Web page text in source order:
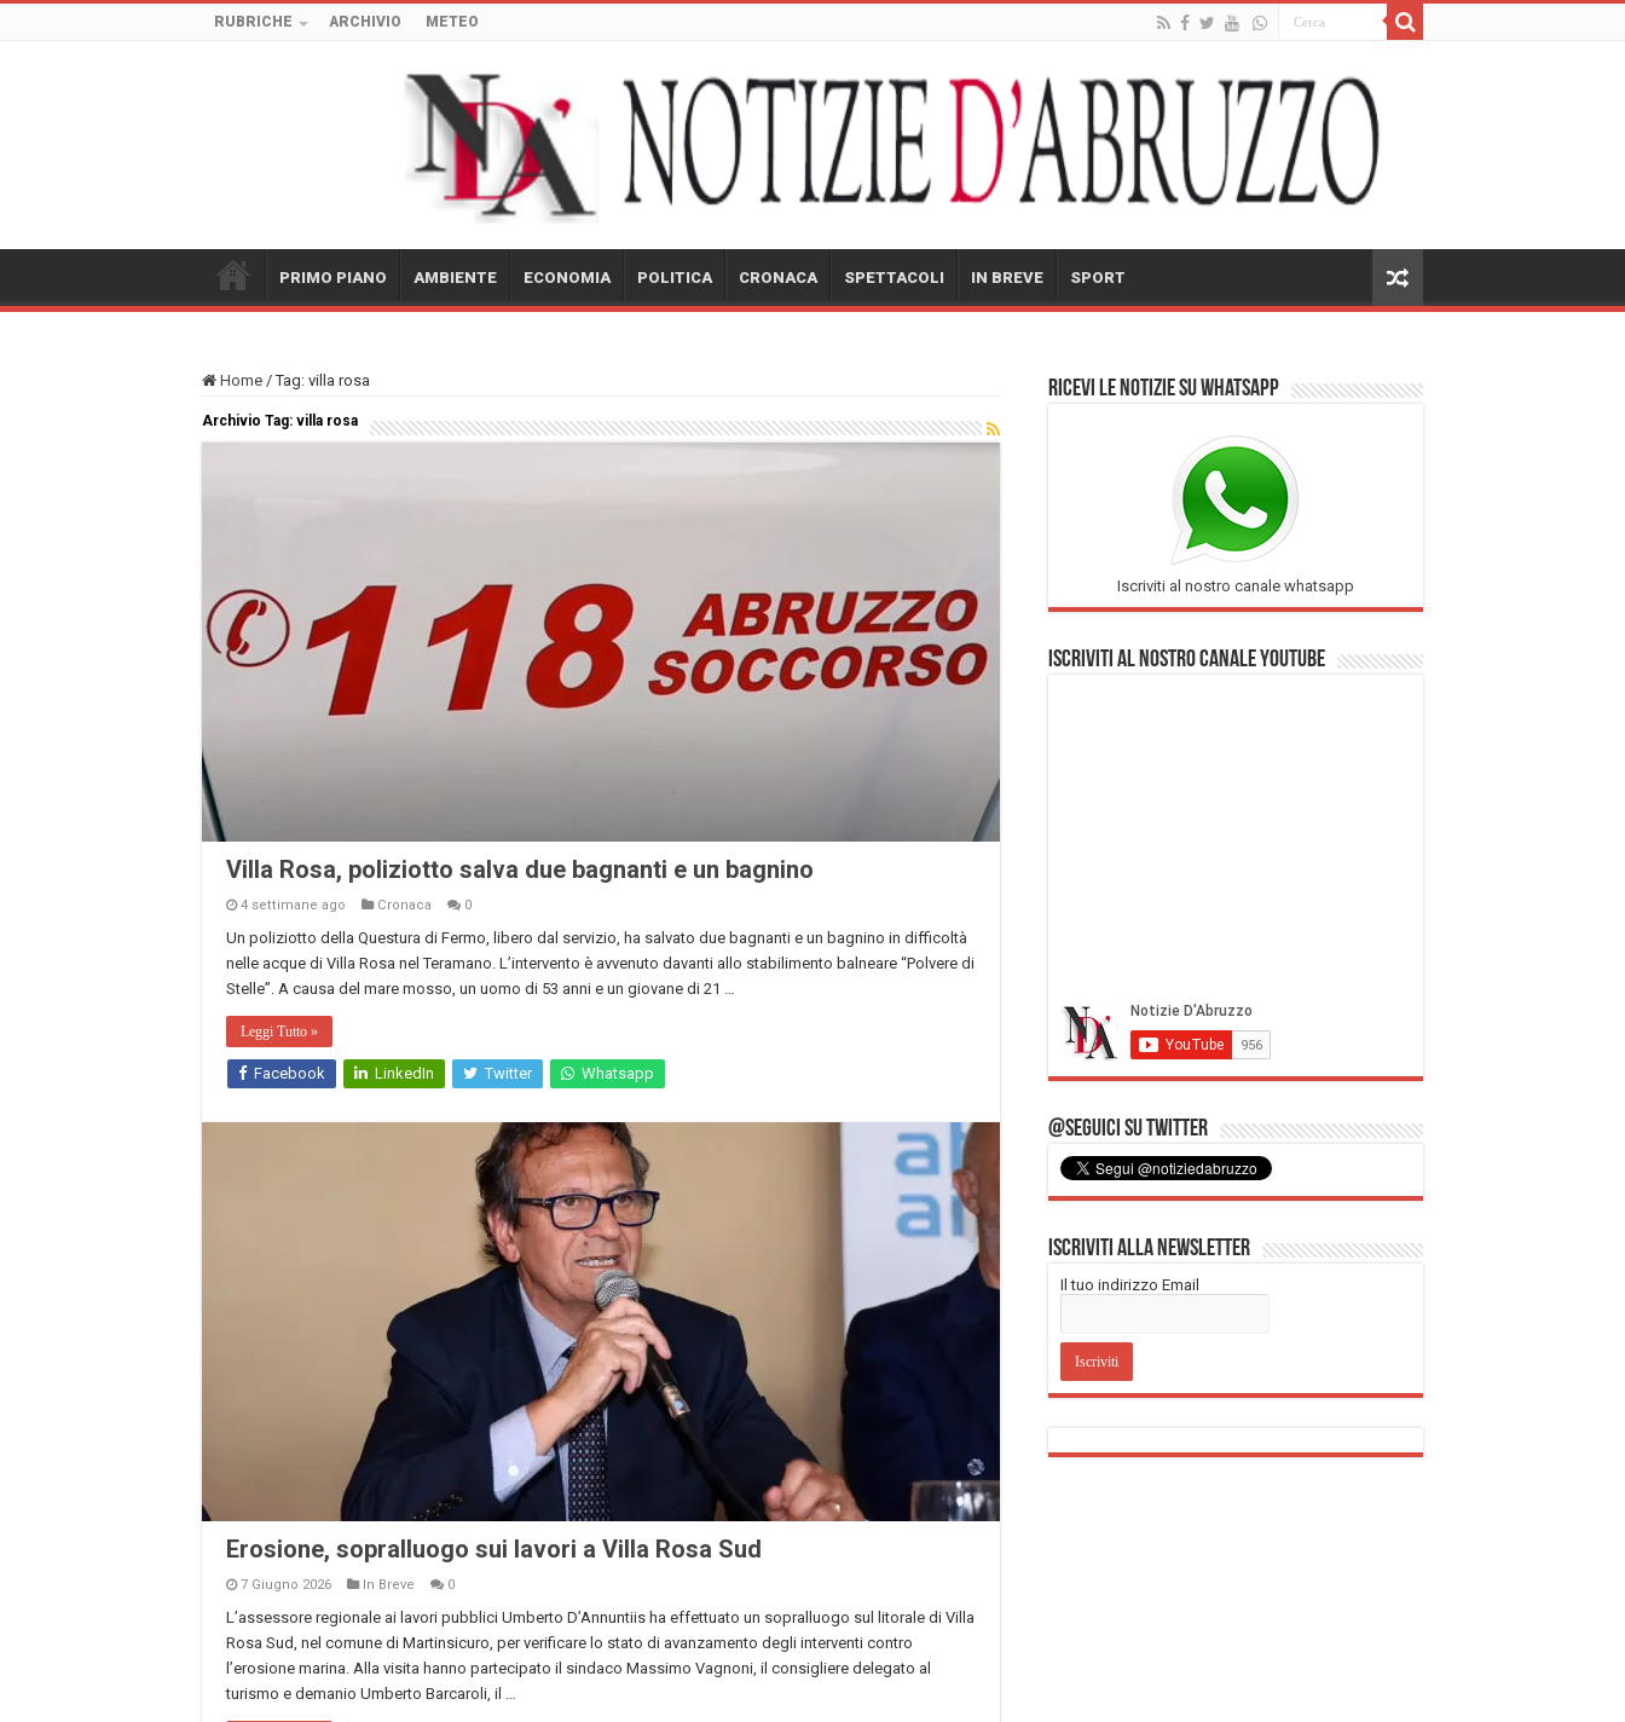
RUBRICHE ARCHIVIO METEO
PRIMO PIANO AMBIENTE ECONOMIA POLITICA CRONACA SPETTACOLI IN BREVE SPORT
Home / Tag: villa rosa
Archivio Tag: villa rosa
Villa Rosa, poliziotto salva due bagnanti e un bagnino
4 settimane ago Cronaca 0
Un poliziotto della Questura di Fermo, libero dal servizio, ha salvato due bagnanti e un bagnino in difficoltà
nelle acque di Villa Rosa nel Teramano. L’intervento è avvenuto davanti allo stabilimento balneare “Polvere di
Stelle”. A causa del mare mosso, un uomo di 53 anni e un giovane di 21 …
Leggi Tutto »
Facebook LinkedIn Twitter Whatsapp
Erosione, sopralluogo sui lavori a Villa Rosa Sud
7 Giugno 2026 In Breve 0
L’assessore regionale ai lavori pubblici Umberto D’Annuntiis ha effettuato un sopralluogo sul litorale di Villa
Rosa Sud, nel comune di Martinsicuro, per verificare lo stato di avanzamento degli interventi contro
l’erosione marina. Alla visita hanno partecipato il sindaco Massimo Vagnoni, il consigliere delegato al
turismo e demanio Umberto Barcaroli, il …
Ricevi le notizie su Whatsapp
Iscriviti al nostro canale whatsapp
Iscriviti al nostro Canale Youtube
@Seguici su Twitter
Iscriviti alla Newsletter
Il tuo indirizzo Email